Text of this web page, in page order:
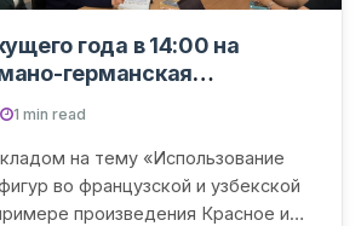
года в 14:00 на
германская
иностранной
государственный
Абу Райхана Беруни
научно-
семинар.
1 min read
на тему «Использование
во французской и узбекской
произведения Красное и